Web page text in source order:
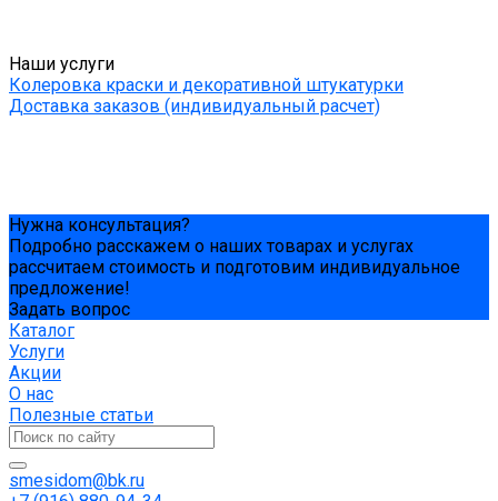
Наши услуги
Колеровка краски и декоративной штукатурки
Доставка заказов (индивидуальный расчет)
Нужна консультация?
Подробно расскажем о наших товарах и услугах
рассчитаем стоимость и подготовим индивидуальное
предложение!
Задать вопрос
Каталог
Услуги
Акции
О нас
Полезные статьи
smesidom@bk.ru